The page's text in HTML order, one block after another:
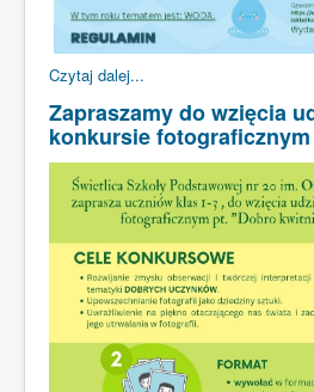
Czytaj dalej...
Zapraszamy do wzięcia
konkursie fotograficznym